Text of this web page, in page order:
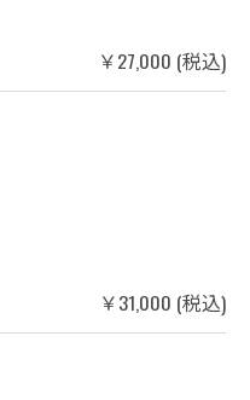
￥27,000 (税込)
￥31,000 (税込)